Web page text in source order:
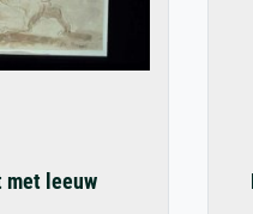
met leeuw